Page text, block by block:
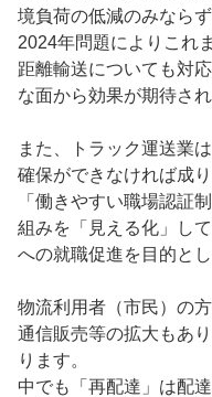
境負荷の低減のみなら
2024年問題によりこれ
距離輸送についても対
な面から効果が期待され
また、トラック運送業
確保ができなければ成り
「働きやすい職場認証
組みを「見える化」し
への就職促進を目的とし
物流利用者（市民）の
通信販売等の拡大もあ
ります。
中でも「再配達」は配